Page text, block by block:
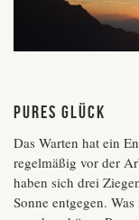
Pures Glück
Das Warten hat ein
regelmäßig vor der
haben sich drei
Sonne entgegen.